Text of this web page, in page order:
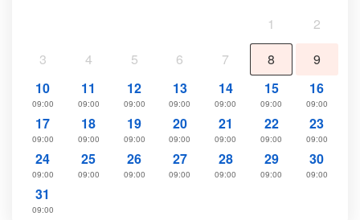
1
2
3
4 5 6 7 8
9
10
09:00
11
09:00
12
09:00
13
09:00
14
09:00
15
09:00
16
09:00
17
09:00
18
09:00
19
09:00
20
09:00
21
09:00
22
09:00
23
09:00
24
09:00
25
09:00
26
09:00
27
09:00
28
09:00
29
09:00
30
09:00
31
09:00